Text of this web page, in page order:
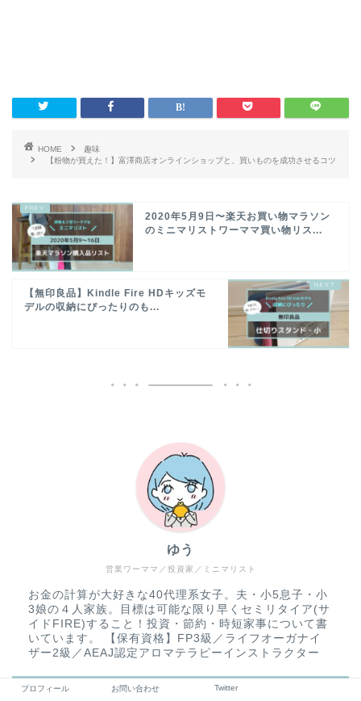
HOME
趣味
【粉物が買えた！】富澤商店オンラインショップと、買いものを成功させるコツ
2020年5月9日〜楽天お買い物マラソン
のミニマリストワーママ買い物リス...
【無印良品】Kindle Fire HDキッズモ
デルの収納にぴったりのも...
営業ワーママ／投資家／ミニマリスト
ゆう
お金の計算が大好きな40代理系女子。夫・小5息子・小
3娘の４人家族。目標は可能な限り早くセミリタイア(サ
イドFIRE)すること！投資・節約・時短家事について書
いています。 【保有資格】FP3級／ライフオーガナイ
ザー2級／AEAJ認定アロマテラピーインストラクター
＼ Follow me ／
プロフィール お問い合わせ Twitter